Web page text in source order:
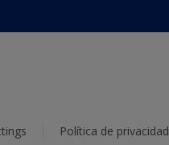
Política de privacidad